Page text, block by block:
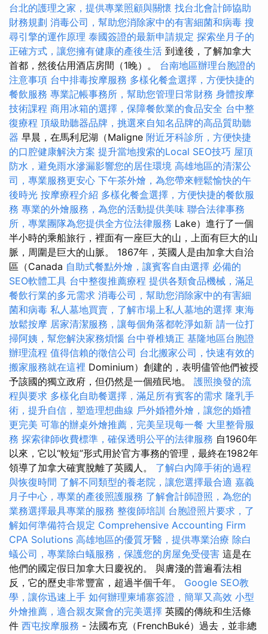
台北的護理之家，提供專業照顧與關懷 找台北會計師協助
財務規劃 消毒公司，幫助您消除家中的有害細菌和病毒 搜
尋引擎的運作原理 泰國簽證的最新申請規定 探索坐月子的
正確方式，讓您擁有健康的產後生活 到達後，了解加拿大
首都，然後佔用酒店房間（1晚）。 台南地區辦理台胞證的
注意事項 台中排毒按摩服務 多樣化餐盒選擇，方便快捷的
餐飲服務 專業記帳事務所，幫助您管理日常財務 身體按摩
技術課程 商用冰箱的選擇，保障餐飲業的食品安全 台中整
復療程 頂級助聽器品牌，挑選來自知名品牌的高品質助聽
器 早晨，在馬利尼湖（Maligne 附近牙科診所，方便快捷
的口腔健康解決方案 提升當地搜索的Local SEO技巧 屋頂
防水，避免雨水滲漏影響您的居住環境 高雄地區的清潔公
司，專業服務更安心 下午茶外燴，為您帶來輕鬆愉快的午
後時光 按摩療程介紹 多樣化餐盒選擇，方便快捷的餐飲服
務 專業的外燴服務，為您的活動提供美味 聯合法律事務
所，專業團隊為您提供全方位法律服務 Lake）進行了一個
半小時的乘船旅行，裡面有一座巨大的山，上面有巨大的山
脈，周圍是巨大的山脈。 1867年，英國人是由加拿大自治
區（Canada 自助式餐點外燴，讓賓客自由選擇 必備的
SEO軟體工具 台中整復推薦療程 提供各類食品機械，滿足
餐飲行業的多元需求 消毒公司，幫助您消除家中的有害細
菌和病毒 私人墓地買賣，了解市場上私人墓地的選擇 東海
放鬆按摩 居家清潔服務，讓每個角落都乾淨如新 請一位打
掃阿姨，幫您解決家務煩惱 台中脊椎矯正 基隆地區台胞證
辦理流程 值得信賴的徵信公司 台北搬家公司，快速有效的
搬家服務就在這裡 Dominium）創建的，表明儘管他們被授
予該國的獨立政府，但仍然是一個殖民地。 護照換發的流
程與要求 多樣化自助餐選擇，滿足所有賓客的需求 隆乳手
術，提升自信，塑造理想曲線 戶外婚禮外燴，讓您的婚禮
更完美 可靠的辦桌外燴推薦，完美呈現每一餐 大里整骨服
務 探索律師收費標準，確保透明公平的法律服務 自1960年
以來，它以“較短”形式用於官方事務的管理，最終在1982年
領導了加拿大確實脫離了英國人。 了解白內障手術的過程
與恢復時間 了解不同類型的養老院，讓您選擇最合適 嘉義
月子中心，專業的產後照護服務 了解會計師證照，為您的
業務選擇最具專業的服務 整復師培訓 台胞證照片要求，了
解如何準備符合規定 Comprehensive Accounting Firm
CPA Solutions 高雄地區的優質牙醫，提供專業治療 除白
蟻公司，專業除白蟻服務，保護您的房屋免受侵害 這是在
他們的國定假日加拿大日慶祝的。 與膚淺的普遍看法相
反，它的歷史非常豐富，超過半個千年。 Google SEO教
學，讓你迅速上手 如何辦理柬埔寨簽證，簡單又高效 小型
外燴推薦，適合親友聚會的完美選擇 英國的傳統和生活條
件 西屯按摩服務 - 法國布克（FrenchBuké）過去，並非總